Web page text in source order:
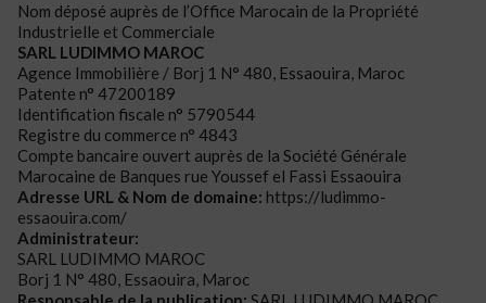
Nom déposé auprès de l’Office Marocain de la Propriété
Industrielle et Commerciale
SARL LUDIMMO MAROC
Agence Immobilière / Borj 1 N° 480, Essaouira, Maroc
Patente n° 47200189
Identification fiscale n° 5790544
Registre du commerce n° 4843
Compte bancaire ouvert auprès de la Société Générale
Marocaine de Banques rue Youssef el Fassi Essaouira
Adresse URL & Nom de domaine: https://ludimmo-
essaouira.com/
Administrateur:
SARL LUDIMMO MAROC
Borj 1 N° 480, Essaouira, Maroc